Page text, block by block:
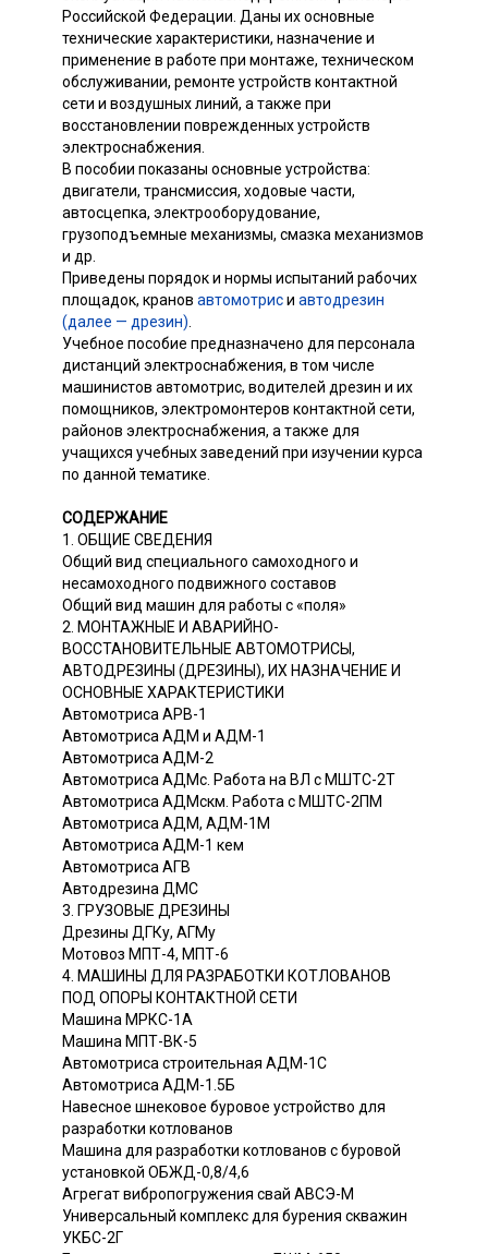
Российской Федерации. Даны их основные
технические характеристики, назначение и
применение в работе при монтаже, техническом
обслуживании, ремонте устройств контактной
сети и воздушных линий, а также при
восстановлении поврежденных устройств
электроснабжения.
В пособии показаны основные устройства:
двигатели, трансмиссия, ходовые части,
автосцепка, электрооборудование,
грузоподъемные механизмы, смазка механизмов
и др.
Приведены порядок и нормы испытаний рабочих
площадок, кранов автомотриси автодрезин
(далее — дрезин)
Учебное пособие предназначено для персонала
дистанций электроснабжения, в том числе
машинистов автомотрис, водителей дрезин и их
помощников, электромонтеров контактной сети,
районов электроснабжения, а также для
учащихся учебных заведений при изучении курса
по данной тематике.
СОДЕРЖАНИЕ
1. ОБЩИЕ СВЕДЕНИЯ
Общий вид специального самоходного и
несамоходного подвижного составов
Общий вид машин для работы с «поля»
2. МОНТАЖНЫЕ И АВАРИЙНО-
ВОССТАНОВИТЕЛЬНЫЕ АВТОМОТРИСЫ,
АВТОДРЕЗИНЫ (ДРЕЗИНЫ), ИХ НАЗНАЧЕНИЕ И
ОСНОВНЫЕ ХАРАКТЕРИСТИКИ
Автомотриса АРВ-1
Автомотриса АДМ и АДМ-1
Автомотриса АДМ-2
Автомотриса АДМс. Работа на ВЛ с МШТС-2Т
Автомотриса АДМскм. Работа с МШТС-2ПМ
Автомотриса АДМ, АДМ-1М
Автомотриса АДМ-1 кем
Автомотриса АГВ
Автодрезина ДМС
3. ГРУЗОВЫЕ ДРЕЗИНЫ
Дрезины ДГКу, АГМу
Мотовоз МПТ-4, МПТ-6
4. МАШИНЫ ДЛЯ РАЗРАБОТКИ КОТЛОВАНОВ
ПОД ОПОРЫ КОНТАКТНОЙ СЕТИ
Машина МРКС-1А
Машина МПТ-ВК-5
Автомотриса строительная АДМ-1C
Автомотриса АДМ-1.5Б
Навесное шнековое буровое устройство для
разработки котлованов
Машина для разработки котлованов с буровой
установкой ОБЖД-0,8/4,6
Агрегат вибропогружения свай АВСЭ-М
Универсальный комплекс для бурения скважин
УКБС-2Г